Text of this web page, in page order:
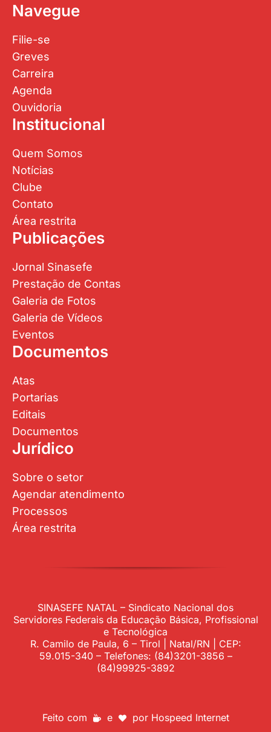
Navegue
Filie-se
Greves
Carreira
Agenda
Ouvidoria
Institucional
Quem Somos
Notícias
Clube
Contato
Área restrita
Publicações
Jornal Sinasefe
Prestação de Contas
Galeria de Fotos
Galeria de Vídeos
Eventos
Documentos
Atas
Portarias
Editais
Documentos
Jurídico
Sobre o setor
Agendar atendimento
Processos
Área restrita
SINASEFE NATAL – Sindicato Nacional dos
Servidores Federais da Educação Básica, Profissional
e Tecnológica
R. Camilo de Paula, 6 – Tirol | Natal/RN | CEP:
59.015-340 – Telefones: (84)3201-3856 –
(84)99925-3892
Feito com e por Hospeed Internet